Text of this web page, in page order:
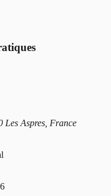
Les Aspres, France